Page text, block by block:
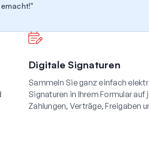
Digitale Signaturen
Sammeln Sie ganz einfach
Signaturen in Ihrem Formular
Zahlungen, Verträge, Freigaben